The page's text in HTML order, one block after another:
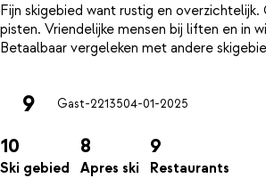
Fijn skigebied want rustig en
pisten. Vriendelijke mensen bij liften en in
9 Gast-2213504-01-2025
10
Ski gebied
8
Apres ski
9
Restaurants